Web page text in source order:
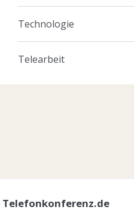
Technologie
Telearbeit
Telefonkonferenz.de